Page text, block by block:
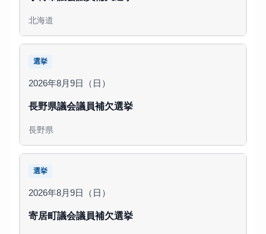
北海道
選挙
2026年8月9日（日）
長野県議会議員補欠選挙
長野県
選挙
2026年8月9日（日）
寄居町議会議員補欠選挙